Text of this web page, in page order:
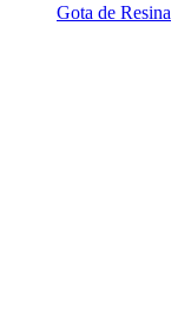
Gota de Resina